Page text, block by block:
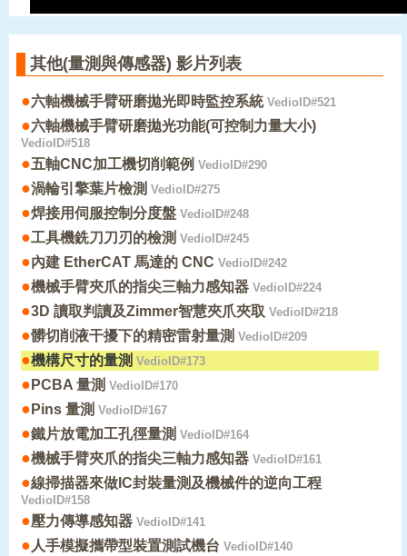
其他(量測與傳感器) 影片列表
●六軸機械手臂研磨拋光即時監控系統VedioID#521
●六軸機械手臂研磨拋光功能(可控制力量大小)
VedioID#518
●五軸CNC加工機切削範例 VedioID#290
●渦輪引擎葉片檢測 VedioID#275
●焊接用伺服控制分度盤 VedioID#248
●工具機銑刀刀刃的檢測 VedioID#245
●內建 EtherCAT 馬達的 CNC VedioID#242
●機械手臂夾爪的指尖三軸力感知器 VedioID#224
●3D 讀取判讀及Zimmer智慧夾爪夾取 VedioID#218
●髒切削液干擾下的精密雷射量測 VedioID#209
●機構尺寸的量測 VedioID#173
● PCBA 量測 VedioID#170
● Pins 量測 VedioID#167
●鐵片放電加工孔徑量測 VedioID#164
●機械手臂夾爪的指尖三軸力感知器 VedioID#161
●線掃描器來做IC封裝量測及機械件的逆向工程
VedioID#158
●壓力傳導感知器 VedioID#141
● 人手模擬攜帶型裝置測試機台 VedioID#140